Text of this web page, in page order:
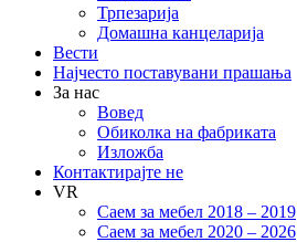
Трпезарија
Домашна канцеларија
Вести
Најчесто поставувани прашања
За нас
Вовед
Обиколка на фабриката
Изложба
Контактирајте не
VR
Саем за мебел 2018 – 2019
Саем за мебел 2020 – 2026